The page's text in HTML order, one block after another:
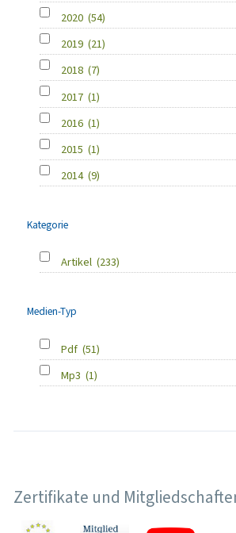
2020 (54)
2019 (21)
2018 (7)
2017 (1)
2016 (1)
2015 (1)
2014 (9)
Kategorie
Artikel (233)
Medien-Typ
Pdf (51)
Mp3 (1)
Zertifikate und